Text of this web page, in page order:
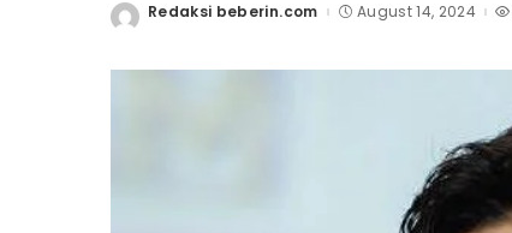
Posted
Redaksi beberin.com August 14, 2024